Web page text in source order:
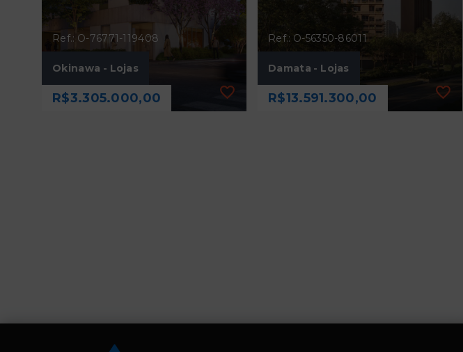
Ref.: O-76771-119408
Okinawa - Lojas
R$3.305.000,00
Ref.: O-56350-86011
Damata - Lojas
R$13.591.300,00